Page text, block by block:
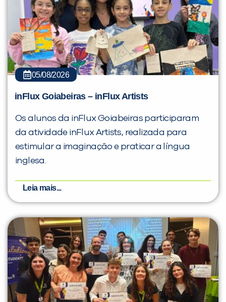
05/08/2026
inFlux Goiabeiras – inFlux Artists
Os alunos da inFlux Goiabeiras participaram
da atividade inFlux Artists, realizada para
estimular a imaginação e praticar a língua
inglesa.
Leia mais...
VOLTAR